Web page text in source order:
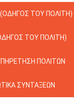
TOY ΠΟΛΙΤΗ)
TOY ΠΟΛΙΤΗ)
ΠΟΛΙΤΩΝ
ΣΥΝΤΑΞΕΩΝ